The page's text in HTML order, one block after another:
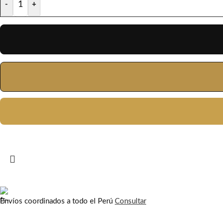
- +
Envíos coordinados a todo el Perú Consultar